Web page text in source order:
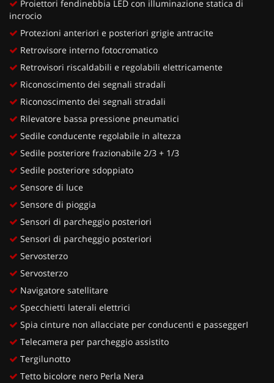
Proiettori fendinebbia LED con illuminazione statica di
incrocio
Protezioni anteriori e posteriori grigie antracite
Retrovisore interno fotocromatico
Retrovisori riscaldabili e regolabili elettricamente
Riconoscimento dei segnali stradali
Riconoscimento dei segnali stradali
Rilevatore bassa pressione pneumatici
Sedile conducente regolabile in altezza
Sedile posteriore frazionabile 2/3 + 1/3
Sedile posteriore sdoppiato
Sensore di luce
Sensore di pioggia
Sensori di parcheggio posteriori
Sensori di parcheggio posteriori
Servosterzo
Servosterzo
Navigatore satellitare
Specchietti laterali elettrici
Spia cinture non allacciate per conducenti e passeggerI
Telecamera per parcheggio assistito
Tergilunotto
Tetto bicolore nero Perla Nera